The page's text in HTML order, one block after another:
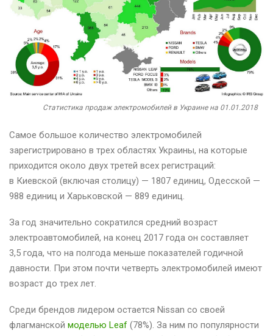
Статистика продаж электромобилей в Украине на 01.01.2018
Самое большое количество электромобилей
зарегистрировано в трех областях Украины, на которые
приходится около двух третей всех регистраций:
в Киевской (включая столицу) — 1807 единиц, Одесской —
988 единиц и Харьковской — 889 единиц.
За год значительно сократился средний возраст
электроавтомобилей, на конец 2017 года он составляет
3,5 года, что на полгода меньше показателей годичной
давности. При этом почти четверть электромобилей имеют
возраст до трех лет.
Среди брендов лидером остается Nissan со своей
флагманской моделью Leaf (78%). За ним по популярности